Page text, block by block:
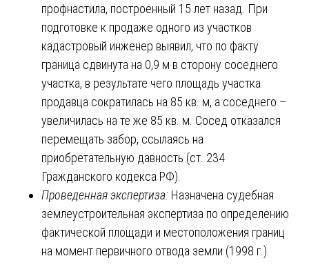
профнастила, построенный 15 лет назад. При
подготовке к продаже одного из участков
кадастровый инженер выявил, что по факту
граница сдвинута на 0,9 м в сторону соседнего
участка, в результате чего площадь участка
продавца сократилась на 85 кв. м, а соседнего –
увеличилась на те же 85 кв. м. Сосед отказался
перемещать забор, ссылаясь на
приобретательную давность (ст. 234
Гражданского кодекса РФ).
Проведенная экспертиза: Назначена судебная
землеустроительная экспертиза по определению
фактической площади и местоположения границ
на момент первичного отвода земли (1998 г.).